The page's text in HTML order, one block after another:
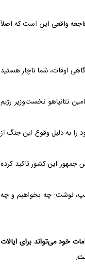
واقعی این است که اصلاً
اوقات، شما ناچار هستید
نتانیاهو نخست‌وزیر رژیم
را به دلیل وقوع این جنگ از
جمهور این کشور تاکید کرده
نوشت: چه بخواهیم و چه
خود می‌تواند برای ایالات